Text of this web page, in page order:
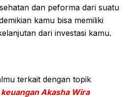
dan peforma dari suatu
kamu bisa memiliki
dari investasi kamu.
terkait dengan topik
Akasha Wira